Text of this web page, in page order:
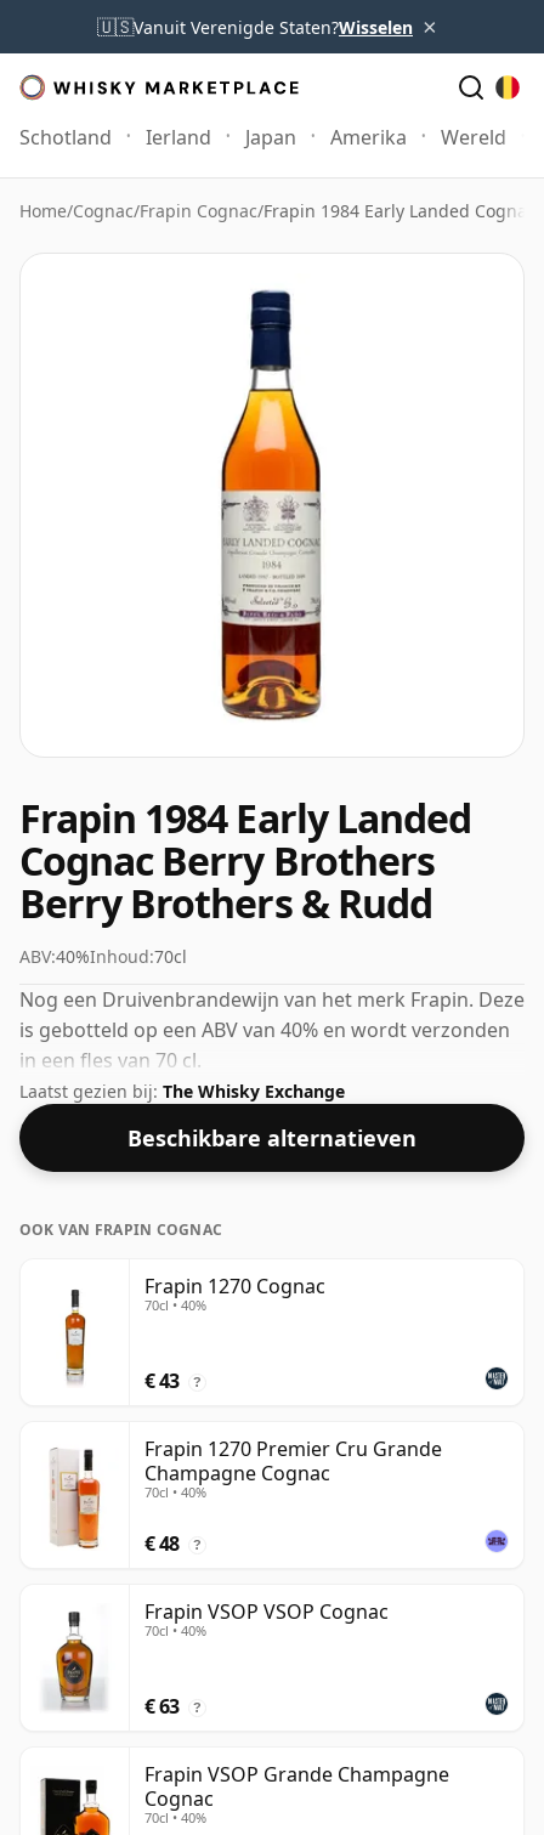
🇺🇸Vanuit Verenigde Staten?Wisselen ×
Schotland Ierland Japan Amerika Wereld
Home/Cognac/Frapin Cognac/Frapin 1984 Early Landed
Frapin 1984 Early Landed
Cognac Berry Brothers
Berry Brothers & Rudd
ABV:40%Inhoud:70cl
Nog een Druivenbrandewijn van het merk Frapin. Deze
is gebotteld op een ABV van 40% en wordt verzonden
in een fles van 70 cl.
Laatst gezien bij: The Whisky Exchange
Beschikbare alternatieven
OOK VAN FRAPIN COGNAC
Frapin 1270 Cognac
70cl • 40%
€ 43 ?
Frapin 1270 Premier Cru Grande
Champagne Cognac
70cl • 40%
€ 48 ?
Frapin VSOP VSOP Cognac
70cl • 40%
€ 63 ?
Frapin VSOP Grande Champagne
Cognac
70cl • 40%